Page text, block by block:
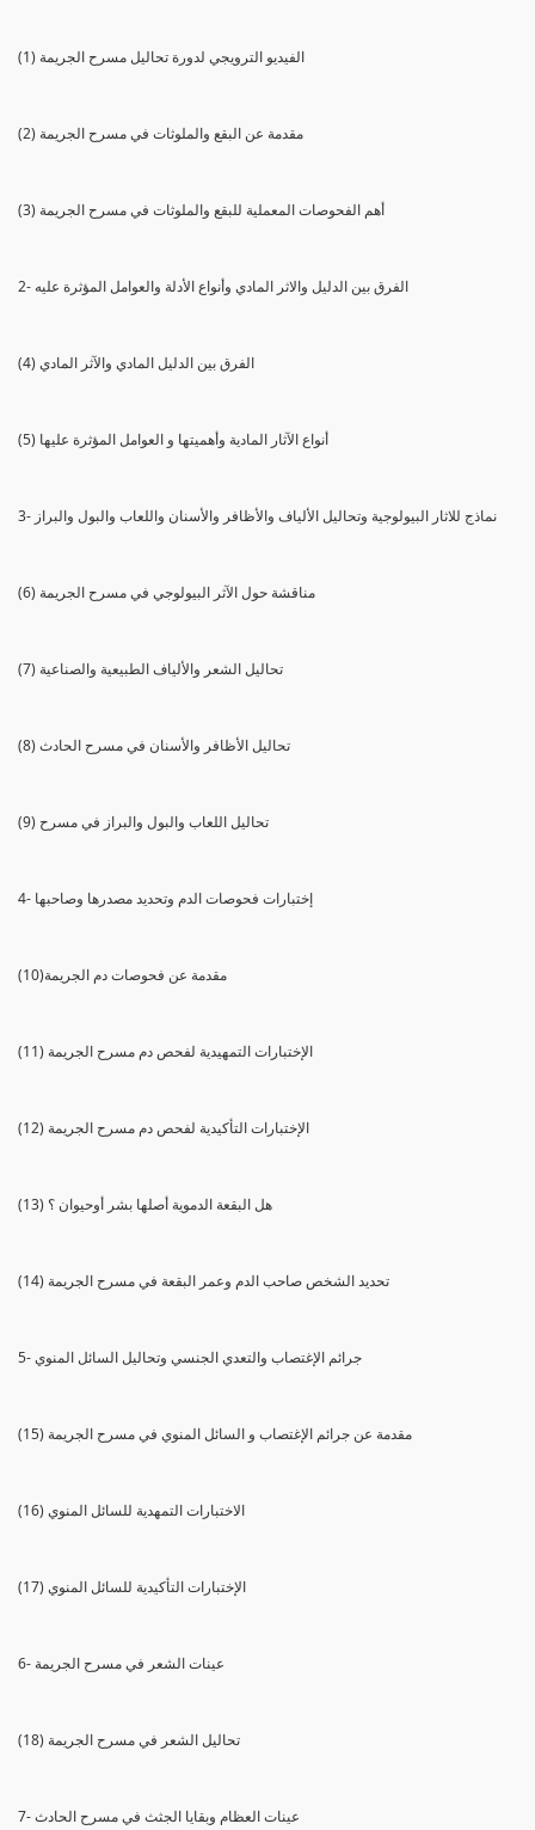
(1) الفيديو الترويجي لدورة تحاليل مسرح الجريمة
(2) مقدمة عن البقع والملوثات في مسرح الجريمة
(3) أهم الفحوصات المعملية للبقع والملوثات في مسرح الجريمة
2- الفرق بين الدليل والاثر المادي وأنواع الأدلة والعوامل المؤثرة عليه
(4) الفرق بين الدليل المادي والآثر المادي
(5) أنواع الآثار المادية وأهميتها و العوامل المؤثرة عليها
3- نماذج للاثار البيولوجية وتحاليل الألياف والأظافر والأسنان واللعاب والبول والبراز
(6) مناقشة حول الآثر البيولوجي في مسرح الجريمة
(7) تحاليل الشعر والألياف الطبيعية والصناعية
(8) تحاليل الأظافر والأسنان في مسرح الحادث
(9) تحاليل اللعاب والبول والبراز في مسرح
4- إختبارات فحوصات الدم وتحديد مصدرها وصاحبها
(10)مقدمة عن فحوصات دم الجريمة
(11) الإختبارات التمهيدية لفحص دم مسرح الجريمة
(12) الإختبارات التأكيدية لفحص دم مسرح الجريمة
(13) هل البقعة الدموية أصلها بشر أوحيوان ؟
(14) تحديد الشخص صاحب الدم وعمر البقعة في مسرح الجريمة
5- جرائم الإغتصاب والتعدي الجنسي وتحاليل السائل المنوي
(15) مقدمة عن جرائم الإغتصاب و السائل المنوي في مسرح الجريمة
(16) الاختبارات التمهدية للسائل المنوي
(17) الإختبارات التأكيدية للسائل المنوي
6- عينات الشعر في مسرح الجريمة
(18) تحاليل الشعر في مسرح الجريمة
7- عينات العظام وبقايا الجثث في مسرح الحادث